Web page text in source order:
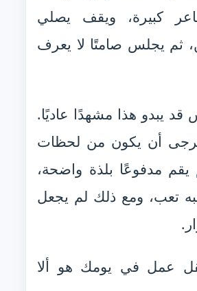
كبيرة، ويقف يصلي
ثم يجلس صامتًا لا يعرف
قد يبدو هذا مشهدًا عاديًا.
يُرجى أن يكون من لحظات
يقم مدفوعًا بلذة واضحة،
تعب، ومع ذلك لم يجعل
عمل في يومك هو ألا